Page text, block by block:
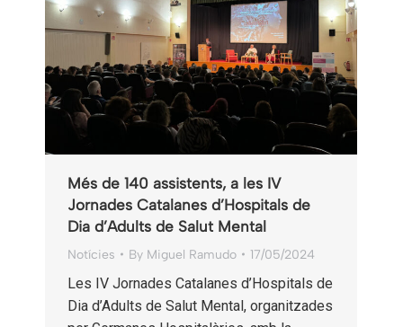
Més de 140 assistents, a les IV
Jornades Catalanes d’Hospitals de
Dia d’Adults de Salut Mental
Notícies By Miguel Ramudo 17/05/2024
Les IV Jornades Catalanes d’Hospitals de
Dia d’Adults de Salut Mental, organitzades